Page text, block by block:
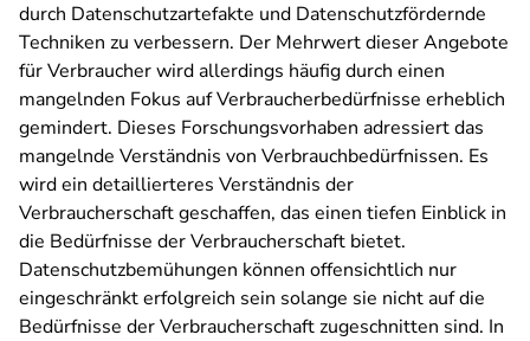
durch Datenschutzartefakte und Datenschutzfördernde
Techniken zu verbessern. Der Mehrwert dieser Angebote
für Verbraucher wird allerdings häufig durch einen
mangelnden Fokus auf Verbraucherbedürfnisse erheblich
gemindert. Dieses Forschungsvorhaben adressiert das
mangelnde Verständnis von Verbrauchbedürfnissen. Es
wird ein detaillierteres Verständnis der
Verbraucherschaft geschaffen, das einen tiefen Einblick in
die Bedürfnisse der Verbraucherschaft bietet.
Datenschutzbemühungen können offensichtlich nur
eingeschränkt erfolgreich sein solange sie nicht auf die
Bedürfnisse der Verbraucherschaft zugeschnitten sind. In